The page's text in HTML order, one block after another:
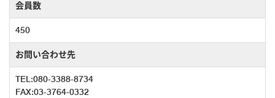
会員数
450
お問い合わせ先
TEL:080-3388-8734
FAX:03-3764-0332